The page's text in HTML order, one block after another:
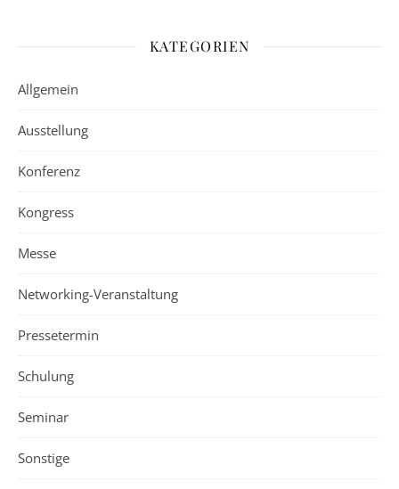
KATEGORIEN
Allgemein
Ausstellung
Konferenz
Kongress
Messe
Networking-Veranstaltung
Pressetermin
Schulung
Seminar
Sonstige